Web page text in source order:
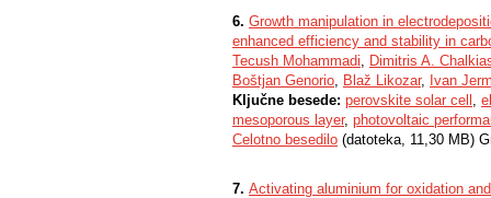
6. Growth manipulation in
enhanced efficiency and stability in
Tecush Mohammadi, Dimitris A.
Boštjan Genorio, Blaž Likozar, Ivan
Ključne besede: perovskite solar cell ,
mesoporous layer, photovoltaic
Celotno besedilo (datoteka, 11,30 MB)
7. Activating aluminium for oxidation